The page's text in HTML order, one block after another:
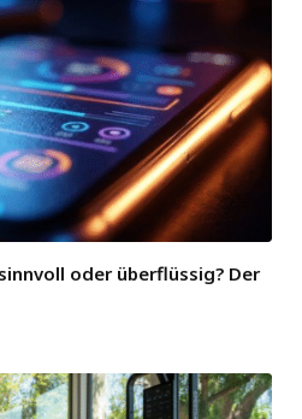
oder überflüssig? Der